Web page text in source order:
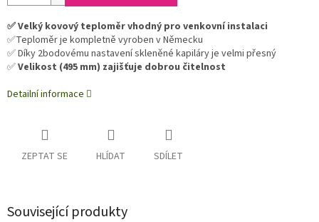
✅ Velký kovový teploměr vhodný pro venkovní instalaci
✅Teploměr je kompletně vyroben v Německu
✅ Díky 2bodovému nastavení skleněné kapiláry je velmi přesný
✅Velikost (495 mm) zajišťuje dobrou čitelnost
Detailní informace
ZEPTAT SE HLÍDAT SDÍLET
Související produkty